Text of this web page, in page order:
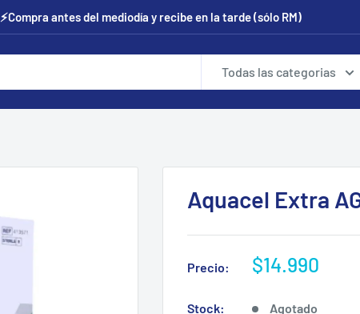
⚡Compra antes del mediodía y recibe en la tarde (sólo RM)
Todas las categorias
Aquacel Extra
Precio:
Precio
venta
$14.990
Stock: Agotado